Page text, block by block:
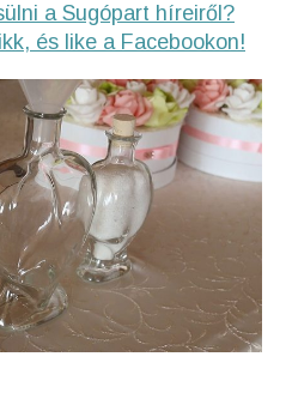
a Sugópart híreiről?
és like a Facebookon!